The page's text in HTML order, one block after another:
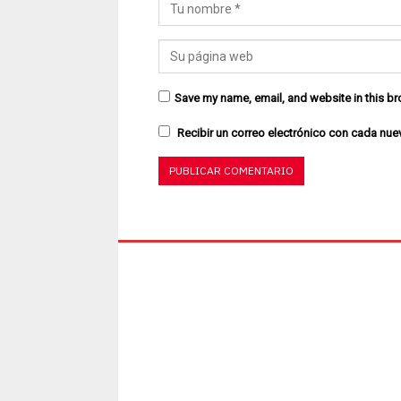
Save my name, email, and website in this
Recibir un correo electrónico con cada